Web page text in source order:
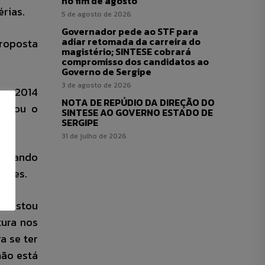
2014
o
restou
nos
se ter
está
5 de agosto de 2026
Governador pede ao STF para
adiar retomada da carreira do
magistério; SINTESE cobrará
compromisso dos candidatos ao
Governo de Sergipe
3 de agosto de 2026
NOTA DE REPÚDIO DA DIREÇÃO DO
SINTESE AO GOVERNO ESTADO DE
SERGIPE
31 de julho de 2026